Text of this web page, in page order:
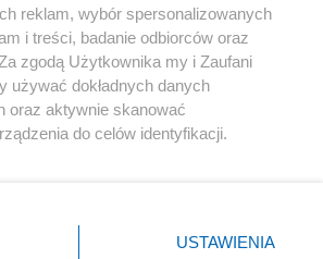
Instagram Youtube
reklam, wybór spersonalizowanych
i treści, badanie odbiorców oraz
zgodą Użytkownika my i Zaufani
używać dokładnych danych
oraz aktywnie skanować
do celów identyfikacji.
przycisk ustawień prywatności
USTAWIENIA